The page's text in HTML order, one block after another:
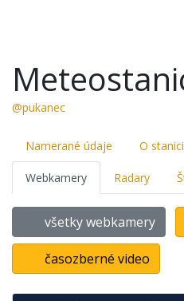
@pukanec
Namerané údaje O stanici
Webkamery Radary
všetky webkamery
časozberné video